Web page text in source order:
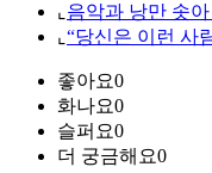
⌞ 음악과 낭만 솟아
⌞ “당신은 이런 사
좋아요0
화나요0
슬퍼요0
더 궁금해요0